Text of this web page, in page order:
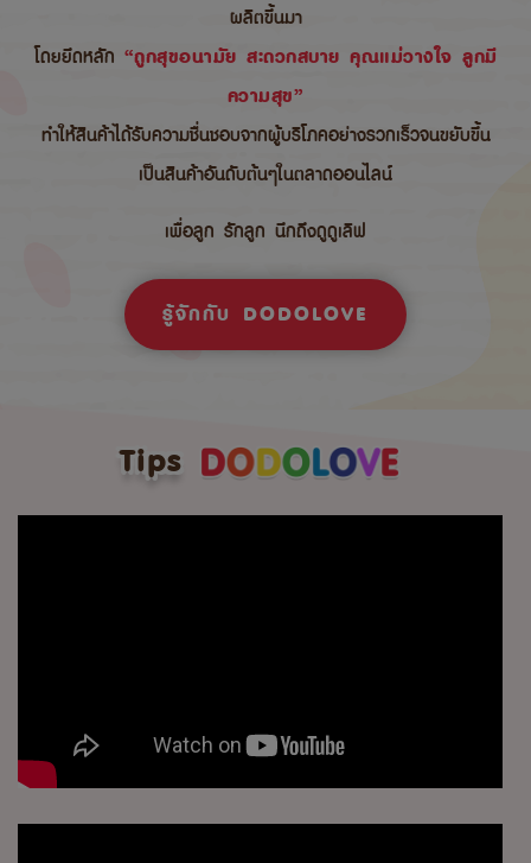
ผลิตขึ้นมา
โดยยึดหลัก “ถูกสุขอนามัย สะดวกสบาย คุณแม่วางใจ ลูกมี
ความสุข”
ทำให้สินค้าได้รับความชื่นชอบจากผู้บริโภคอย่างรวกเร็วจนขยับขึ้น
เป็นสินค้าอันดับต้นๆในตลาดออนไลน์
เพื่อลูก รักลูก นึกถึงดูดูเลิฟ
รู้จักกับ DODOLOVE
Tips